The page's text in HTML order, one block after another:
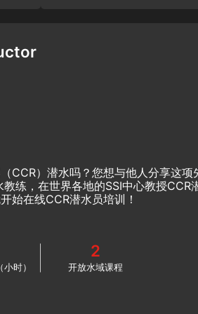
CCR）潜水吗？您想与他人分享这项
练，在世界各地的SSI中心教授CCR
始在线CCR潜水员培训！
时）
2
开放水域课程